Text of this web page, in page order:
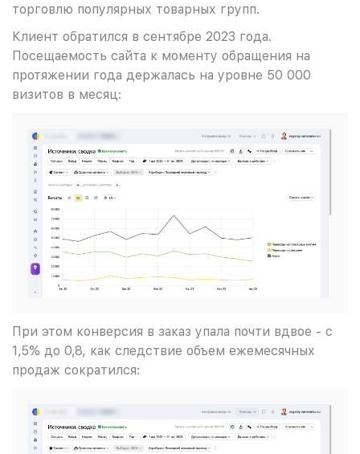
торговлю популярных товарных групп.
Клиент обратился в сентябре 2023 года.
Посещаемость сайта к моменту обращения на
протяжении года держалась на уровне 50 000
визитов в месяц:
При этом конверсия в заказ упала почти вдвое - с
1,5% до 0,8, как следствие объем ежемесячных
продаж сократился: